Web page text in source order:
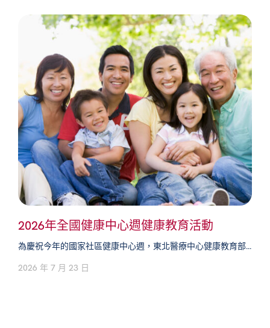
2026年全國健康中心週健康教育活動
為慶祝今年的國家社區健康中心週，東北醫療中心健康教育部...
2026 年 7 月 23 日